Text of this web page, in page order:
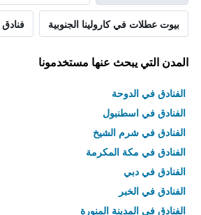
بيوت عطلات في كارولينا الجنوبية فنادق
المدن التي يبحث عنها مستخدمونا
الفنادق في الدوحة
الفنادق في اسطنبول
الفنادق في شرم الشيخ
الفنادق في مكة المكرمة
الفنادق في دبي
الفنادق في الخبر
الفنادق في المدينة المنورة